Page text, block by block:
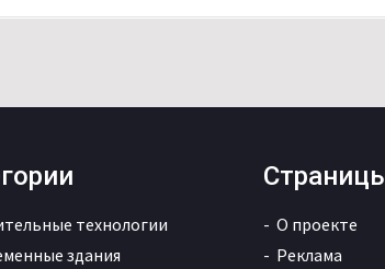
технологии
здания
О проекте
Реклама